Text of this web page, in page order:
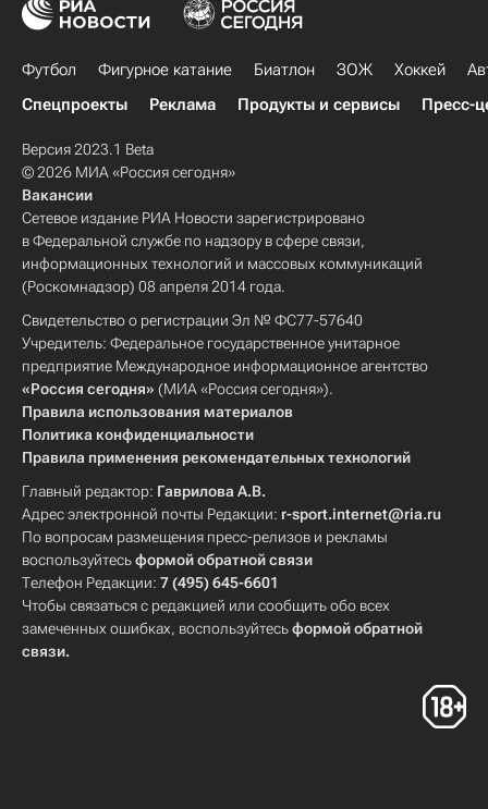
Футбол Фигурное катание Биатлон ЗОЖ Хоккей
Спецпроекты
Реклама Продукты и сервисы Пресс-
Версия 2023.1 Beta
© 2026 МИА «Россия сегодня»
Вакансии
Сетевое издание РИА Новости зарегистрировано
в Федеральной службе по надзору в сфере связи,
информационных технологий и массовых коммуникаций
(Роскомнадзор) 08 апреля 2014 года.
Свидетельство о регистрации Эл № ФС77-57640
Учредитель: Федеральное государственное унитарное
предприятие Международное информационное агентство
«Россия сегодня» (МИА «Россия сегодня»).
Правила использования материалов
Политика конфиденциальности
Правила применения рекомендательных технологий
Главный редактор: Гаврилова А.В.
Адрес электронной почты Редакции: r-sport.internet@ria.ru
По вопросам размещения пресс-релизов и рекламы
воспользуйтесьформой обратной связи
Телефон Редакции: 7 (495) 645-6601
Чтобы связаться с редакцией или сообщить обо всех
замеченных ошибках, воспользуйтесьформой обратной
связи.